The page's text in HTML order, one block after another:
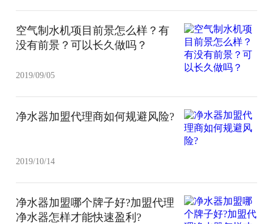
空气制水机项目前景怎么样？有
没有前景？可以长久做吗？
2019/09/05
净水器加盟代理商如何规避风险?
2019/10/14
净水器加盟哪个牌子好?加盟代理
净水器怎样才能快速盈利?